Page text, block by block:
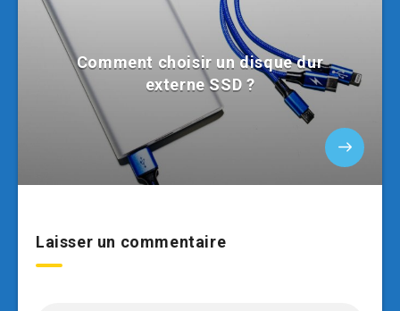
Comment choisir un disque dur
externe SSD ?
Laisser un commentaire